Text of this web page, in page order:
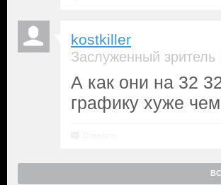
kostkiller
Заслуженный зритель
А как они на 32
графику хуже